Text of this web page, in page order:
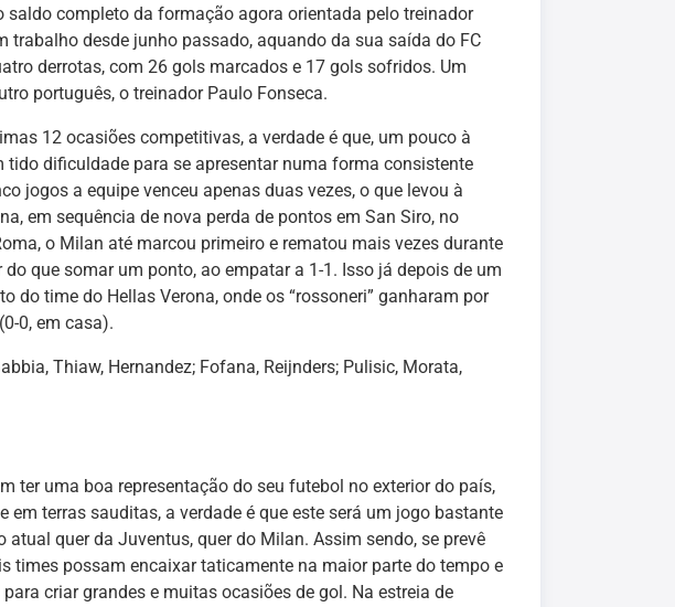
saldo completo da formação agora orientada pelo treinador
trabalho desde junho passado, aquando da sua saída do FC
derrotas, com 26 gols marcados e 17 gols sofridos. Um
português, o treinador Paulo Fonseca.
12 ocasiões competitivas, a verdade é que, um pouco à
tido dificuldade para se apresentar numa forma consistente
jogos a equipe venceu apenas duas vezes, o que levou à
em sequência de nova perda de pontos em San Siro, no
o Milan até marcou primeiro e rematou mais vezes durante
que somar um ponto, ao empatar a 1-1. Isso já depois de um
do time do Hellas Verona, onde os “rossoneri” ganharam por
0, em casa).
Thiaw, Hernandez; Fofana, Reijnders; Pulisic, Morata,
ter uma boa representação do seu futebol no exterior do país,
em terras sauditas, a verdade é que este será um jogo bastante
quer da Juventus, quer do Milan. Assim sendo, se prevê
times possam encaixar taticamente na maior parte do tempo e
criar grandes e muitas ocasiões de gol. Na estreia de